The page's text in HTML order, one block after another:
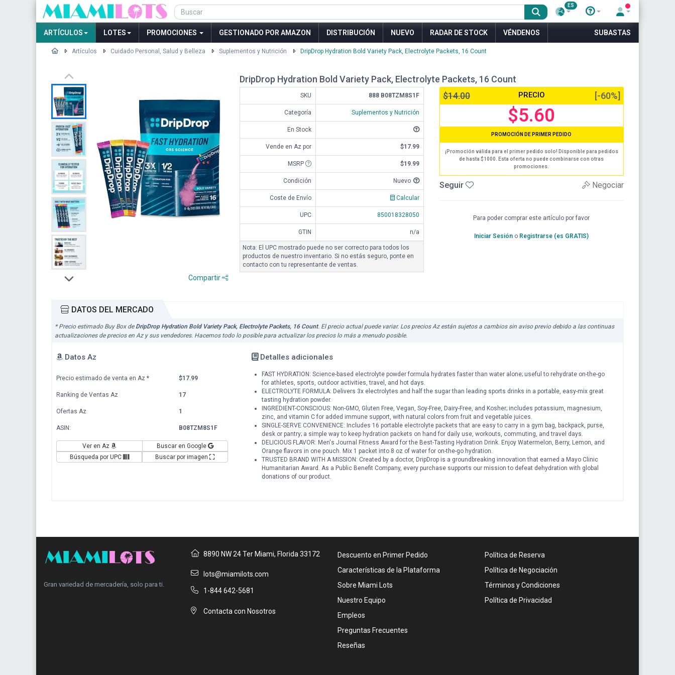
ES
ARTÍCULOS LOTES PROMOCIONES GESTIONADO POR AMAZON DISTRIBUCIÓN NUEVO RADAR DE STOCK VÉNDENOS SUBASTAS
Artículos Cuidado Personal, Salud y Belleza Suplementos y Nutrición DripDrop Hydration Bold Variety Pack, Electrolyte Packets, 16 Count
Compartir
DripDrop Hydration Bold Variety Pack, Electrolyte Packets, 16 Count
SKU 888 B08TZM8S1F
Categoría Suplementos y Nutrición
En Stock
Vende en Az por $17.99
MSRP $19.99
Condición Nuevo
Coste de Envío Calcular
UPC 850018328050
GTIN n/a
Nota: El UPC mostrado puede no ser correcto para todos los
productos de nuestro inventario. Si no estás seguro, ponte en
contacto con tu representante de ventas.
$14.00 PRECIO [-60%]
$5.60
PROMOCIÓN DE PRIMER PEDIDO
¡Promoción válida para el primer pedido solo! Disponible para pedidos
de hasta $1000. Esta oferta no puede combinarse con otras
promociones.
Seguir Negociar
Para poder comprar este artículo por favor
Iniciar Sesión o Registrarse (es GRATIS)
DATOS DEL MERCADO
* Precio estimado Buy Box de DripDrop Hydration Bold Variety Pack, Electrolyte Packets, 16 Count. El precio actual puede variar. Los precios Az están sujetos a cambios sin aviso previo debido a las continuas
actualizaciones de precios en Az y sus vendedores. Hacemos todo lo posible para actualizar los precios lo más a menudo posible.
Datos Az
Precio estimado de venta en Az * $17.99
Ranking de Ventas Az 17
Ofertas Az 1
ASIN: B08TZM8S1F
Ver en Az
Buscar en Google
Búsqueda por UPC
Buscar por imagen
Detalles adicionales
FAST HYDRATION: Science-based electrolyte powder formula hydrates faster than water alone; useful to rehydrate on-the-go
for athletes, sports, outdoor activities, travel, and hot days.
ELECTROLYTE FORMULA: Delivers 3x electrolytes and half the sugar than leading sports drinks in a portable, easy-mix great
tasting hydration powder.
INGREDIENT-CONSCIOUS: Non-GMO, Gluten Free, Vegan, Soy-Free, Dairy-Free, and Kosher; includes potassium, magnesium,
zinc, and vitamin C for added immune support, with natural colors from fruit and vegetable juices.
SINGLE-SERVE CONVENIENCE: Includes 16 portable electrolyte packets that are easy to carry in a gym bag, backpack, purse,
desk or pantry; a simple way to keep hydration packets on hand for daily use, workouts, commuting, and travel days.
DELICIOUS FLAVOR: Men's Journal Fitness Award for the Best-Tasting Hydration Drink. Enjoy Watermelon, Berry, Lemon, and
Orange flavors in one pouch. Mix 1 packet into 8 oz of water for on-the-go hydration.
TRUSTED BRAND WITH A MISSION: Created by a doctor, DripDrop is a groundbreaking innovation that earned a Mayo Clinic
Humanitarian Award. As a Public Benefit Company, every purchase supports our mission to defeat dehydration with global
donations of our product.
Gran variedad de mercadería, solo para ti.
8890 NW 24 Ter Miami, Florida 33172
lots@miamilots.com
1-844 642-5681
Contacta con Nosotros
Descuento en Primer Pedido
Características de la Plataforma
Sobre Miami Lots
Nuestro Equipo
Empleos
Preguntas Frecuentes
Reseñas
Política de Reserva
Política de Negociación
Términos y Condiciones
Política de Privacidad